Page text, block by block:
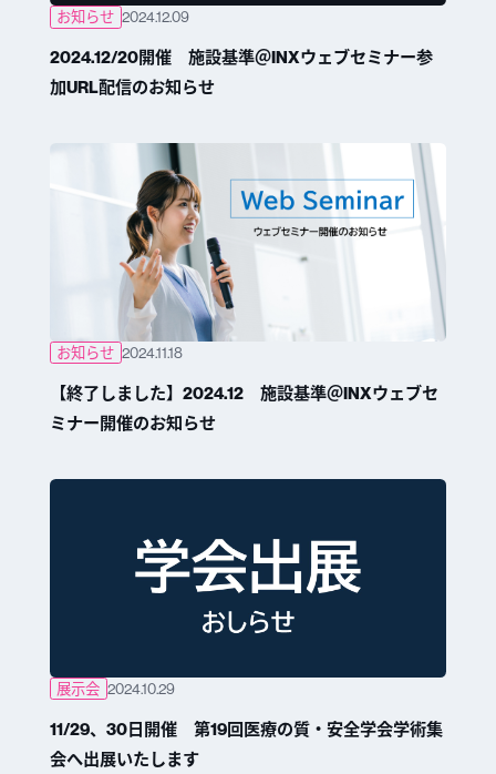
お知らせ 2024.12.09
2024.12/20開催 施設基準＠INXウェブセミナー参
加URL配信のお知らせ
お知らせ 2024.11.18
【終了しました】2024.12 施設基準＠INXウェブセ
ミナー開催のお知らせ
展示会 2024.10.29
11/29、30日開催 第19回医療の質・安全学会学術集
会へ出展いたします